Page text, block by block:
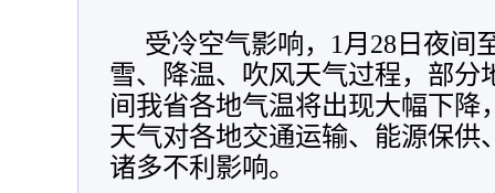
受冷空气影响，1月28日夜间
雪、降温、吹风天气过程，部分
间我省各地气温将出现大幅下降
天气对各地交通运输、能源保供
诸多不利影响。